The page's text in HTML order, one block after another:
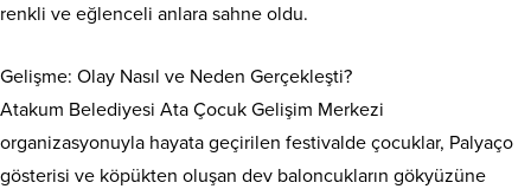
renkli ve eğlenceli anlara sahne oldu.
Gelişme: Olay Nasıl ve Neden Gerçekleşti?
Atakum Belediyesi Ata Çocuk Gelişim Merkezi
organizasyonuyla hayata geçirilen festivalde çocuklar, Palyaço
gösterisi ve köpükten oluşan dev baloncukların gökyüzüne